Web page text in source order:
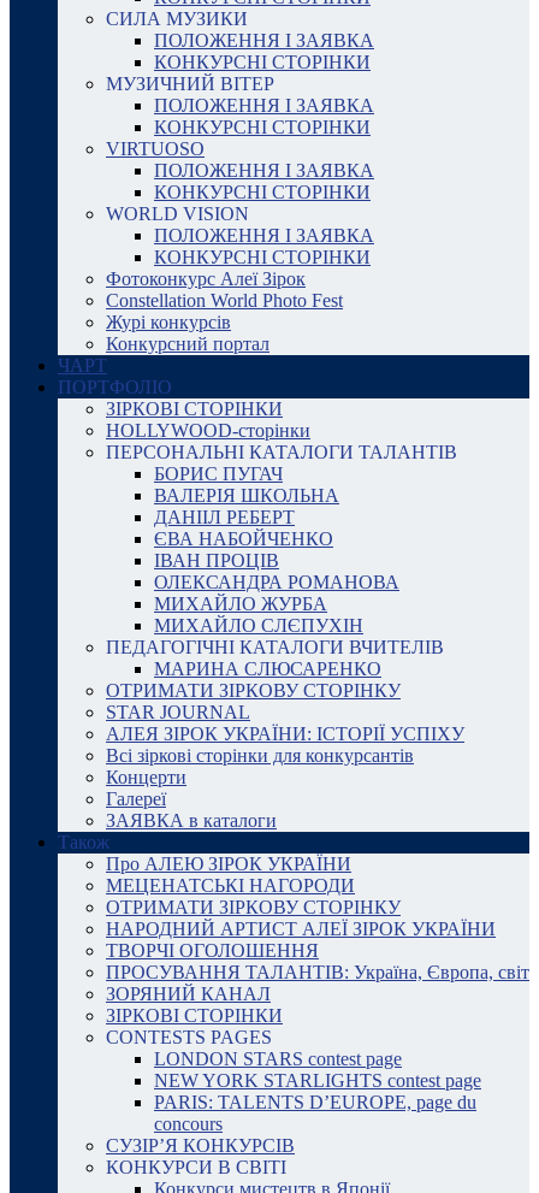
СИЛА МУЗИКИ
ПОЛОЖЕННЯ І ЗАЯВКА
КОНКУРСНІ СТОРІНКИ
МУЗИЧНИЙ ВІТЕР
ПОЛОЖЕННЯ І ЗАЯВКА
КОНКУРСНІ СТОРІНКИ
VIRTUOSO
ПОЛОЖЕННЯ І ЗАЯВКА
КОНКУРСНІ СТОРІНКИ
WORLD VISION
ПОЛОЖЕННЯ І ЗАЯВКА
КОНКУРСНІ СТОРІНКИ
Фотоконкурс Алеї Зірок
Constellation World Photo Fest
Журі конкурсів
Конкурсний портал
ЧАРТ
ПОРТФОЛІО
ЗІРКОВІ СТОРІНКИ
HOLLYWOOD-сторінки
ПЕРСОНАЛЬНІ КАТАЛОГИ ТАЛАНТІВ
БОРИС ПУГАЧ
ВАЛЕРІЯ ШКОЛЬНА
ДАНІІЛ РЕБЕРТ
ЄВА НАБОЙЧЕНКО
ІВАН ПРОЦІВ
ОЛЕКСАНДРА РОМАНОВА
МИХАЙЛО ЖУРБА
МИХАЙЛО СЛЄПУХІН
ПЕДАГОГІЧНІ КАТАЛОГИ ВЧИТЕЛІВ
МАРИНА СЛЮСАРЕНКО
ОТРИМАТИ ЗІРКОВУ СТОРІНКУ
STAR JOURNAL
АЛЕЯ ЗІРОК УКРАЇНИ: ІСТОРІЇ УСПІХУ
Всі зіркові сторінки для конкурсантів
Концерти
Галереї
ЗАЯВКА в каталоги
Також
Про АЛЕЮ ЗІРОК УКРАЇНИ
МЕЦЕНАТСЬКІ НАГОРОДИ
ОТРИМАТИ ЗІРКОВУ СТОРІНКУ
НАРОДНИЙ АРТИСТ АЛЕЇ ЗІРОК УКРАЇНИ
ТВОРЧІ ОГОЛОШЕННЯ
ПРОСУВАННЯ ТАЛАНТІВ: Україна, Європа, світ
ЗОРЯНИЙ КАНАЛ
ЗІРКОВІ СТОРІНКИ
CONTESTS PAGES
LONDON STARS contest page
NEW YORK STARLIGHTS contest page
PARIS: TALENTS D’EUROPE, page du
concours
СУЗІР’Я КОНКУРСІВ
КОНКУРСИ В СВІТІ
Конкурси мистецтв в Японії